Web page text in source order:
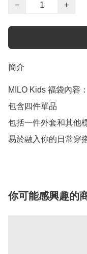
−
+
簡介
MILO Kids 福袋內容：
包含四件單品
包括一件外套和其他
易於融入你的日常穿
你可能感興趣的